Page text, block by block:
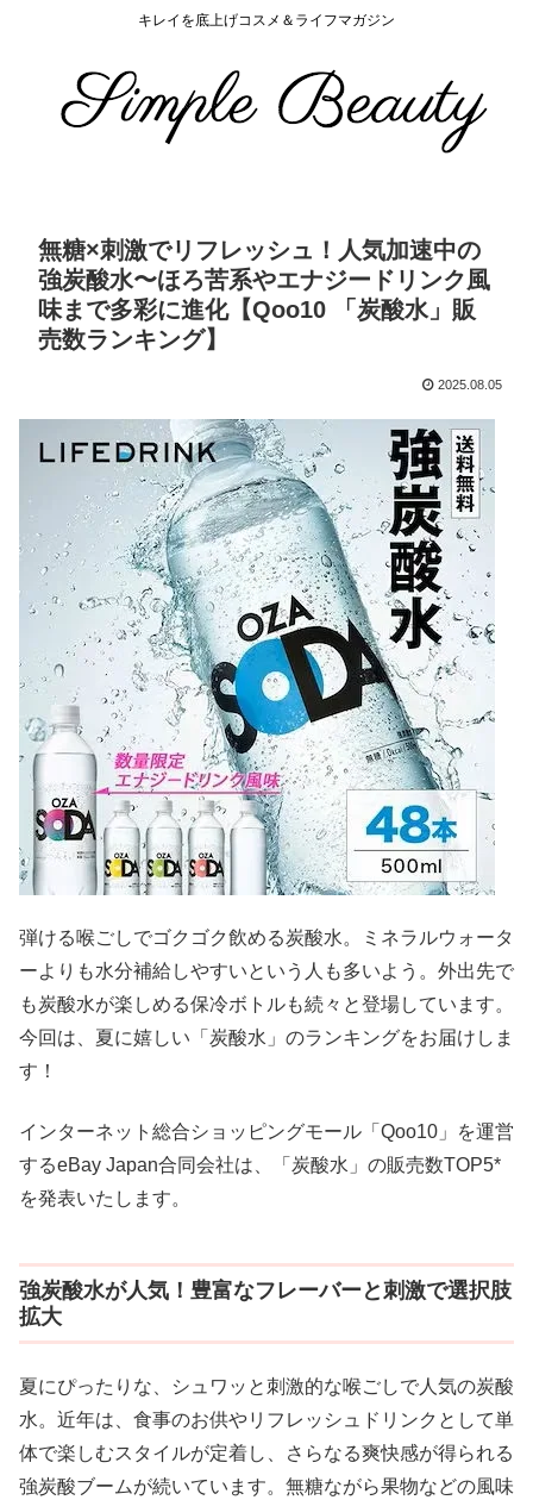
キレイを底上げコスメ＆ライフマガジン
無糖×刺激でリフレッシュ！人気加速中の
強炭酸水〜ほろ苦系やエナジードリンク風
味まで多彩に進化【Qoo10 「炭酸水」販
売数ランキング】
2025.08.05
弾ける喉ごしでゴクゴク飲める炭酸水。ミネラルウォータ
ーよりも水分補給しやすいという人も多いよう。外出先で
も炭酸水が楽しめる保冷ボトルも続々と登場しています。
今回は、夏に嬉しい「炭酸水」のランキングをお届けしま
す！
インターネット総合ショッピングモール「Qoo10」を運営
するeBay Japan合同会社は、「炭酸水」の販売数TOP5*
を発表いたします。
強炭酸水が人気！豊富なフレーバーと刺激で選択肢
拡大
夏にぴったりな、シュワッと刺激的な喉ごしで人気の炭酸
水。近年は、食事のお供やリフレッシュドリンクとして単
体で楽しむスタイルが定着し、さらなる爽快感が得られる
強炭酸ブームが続いています。無糖ながら果物などの風味